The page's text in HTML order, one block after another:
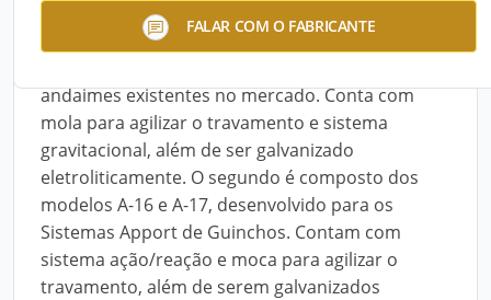
FALAR COM O FABRICANTE
A Apport Equipamentos fabrica dois modelos de
Trava-quedas para Andaimes Suspensos. O
andaimes existentes no mercado. Conta com
mola para agilizar o travamento e sistema
gravitacional, além de ser galvanizado
eletroliticamente. O segundo é composto dos
modelos A-16 e A-17, desenvolvido para os
Sistemas Apport de Guinchos. Contam com
sistema ação/reação e moca para agilizar o
travamento, além de serem galvanizados